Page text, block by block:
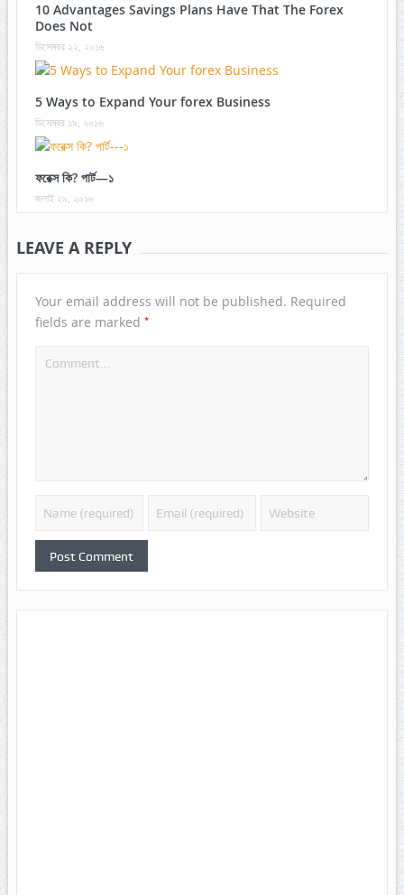
10 Advantages Savings Plans Have That The Forex
Does Not
ডিসেম্বর ২২, ২০১৬
5 Ways to Expand Your forex Business
ডিসেম্বর ১৯, ২০১৬
ফরেক্স কি? পার্ট—১
জুলাই ২৯, ২০১৬
LEAVE A REPLY
Your email address will not be published. Required
fields are marked *